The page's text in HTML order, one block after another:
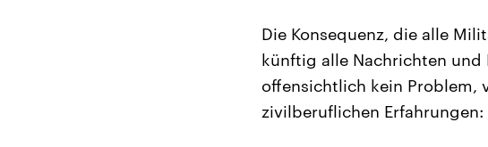
Die Konsequenz, die alle
künftig alle Nachrichten und
offensichtlich kein Problem,
zivilberuflichen Erfahrungen: